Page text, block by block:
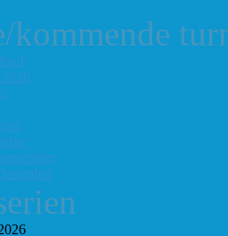
kommende